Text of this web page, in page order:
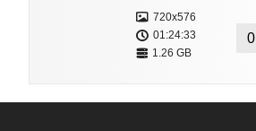
720x576
01:24:33
1.26 GB
0